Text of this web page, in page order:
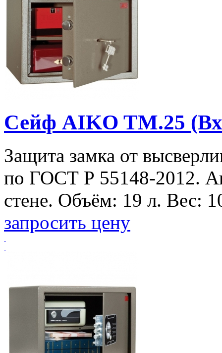
Сейф AIKO TM.25
Защита замка от
по ГОСТ Р 55148-2012.
стене. Объём: 19 л. Вес:
запросить цену